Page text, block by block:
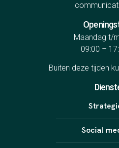
Maandag t/
09:00 –
Buiten deze tijden
Online
B2B
Social